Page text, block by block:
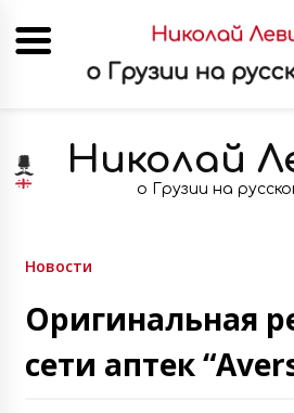
content
Николай
о Грузии на
Новости
Оригинальная
сети аптек